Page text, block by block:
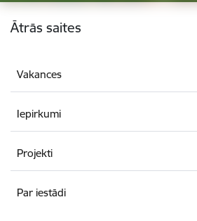
Kājene
Ātrās saites
Vakances
Iepirkumi
Projekti
Par iestādi